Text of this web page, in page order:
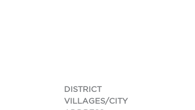
DISTRICT
VILLAGES/CITY